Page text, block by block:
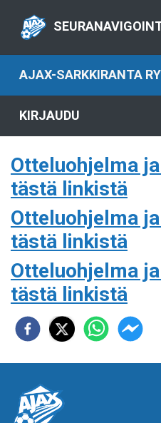
AJAX-SARKKIRANTA RY
KIRJAUDU
Otteluohjelma
tästä linkistä
Otteluohjelma
tästä linkistä
Otteluohjelma
tästä linkistä